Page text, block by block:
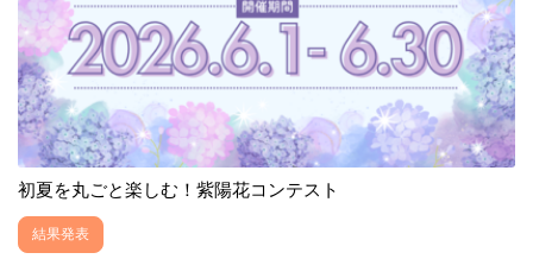
初夏を丸ごと楽しむ！紫陽花コンテスト
結果発表